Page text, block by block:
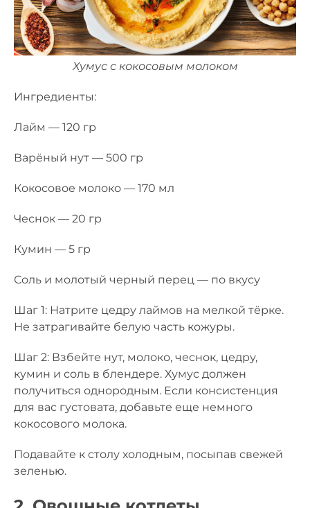
Хумус с кокосовым молоком
Ингредиенты:
Лайм — 120 гр
Варёный нут — 500 гр
Кокосовое молоко — 170 мл
Чеснок — 20 гр
Кумин — 5 гр
Соль и молотый черный перец — по вкусу
Шаг 1: Натрите цедру лаймов на мелкой тёрке.
Не затрагивайте белую часть кожуры.
Шаг 2: Взбейте нут, молоко, чеснок, цедру,
кумин и соль в блендере. Хумус должен
получиться однородным. Если консистенция
для вас густовата, добавьте еще немного
кокосового молока.
Подавайте к столу холодным, посыпав свежей
зеленью.